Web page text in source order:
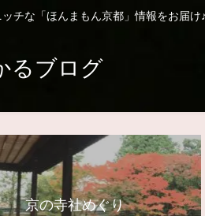
チな「ほんまもん京都」情報をお届け♪
るブログ
京の寺社めぐり